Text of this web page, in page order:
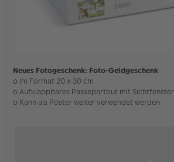
Neues Fotogeschenk: Foto-Geldgeschenk
o Im Format 20 x 30 cm
o Aufklappbares Passepartout mit Sichtfenster
o Kann als Poster weiter verwendet werden